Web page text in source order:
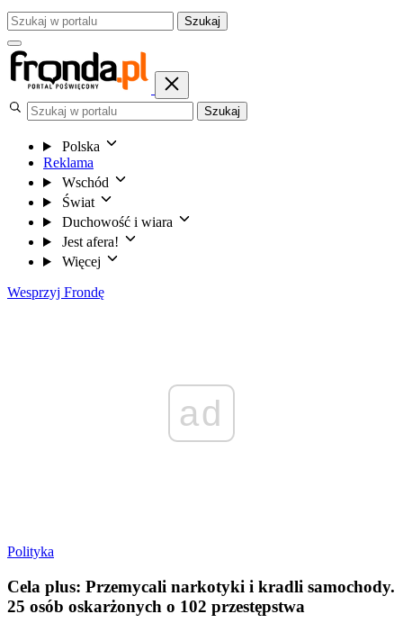
Szukaj
Szukaj
Polska
Reklama
Wschód
Świat
Duchowość i wiara
Jest afera!
Więcej
Wesprzyj Frondę
ad
Polityka
Cela plus: Przemycali narkotyki i kradli samochody.
25 osób oskarżonych o 102 przestępstwa